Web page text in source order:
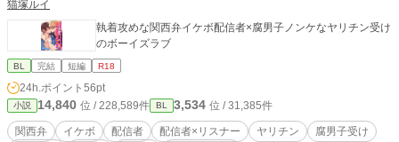
猫塚ルイ
執着攻めな関西弁イケボ配信者×腐男子ノンケなヤリチン受け
のボーイズラブ
BL 完結 短編 R18
24h.ポイント 56pt
小説 14,840 位 / 228,589件 BL 3,534 位 / 31,385件
関西弁 イケボ 配信者 配信者×リスナー ヤリチン
腐男子受け